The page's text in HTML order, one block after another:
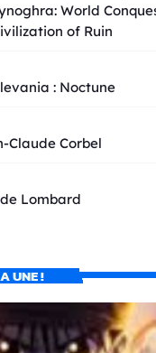
World
of Ruin
: Noctune
Claude Corbel
Lombard
UNE !